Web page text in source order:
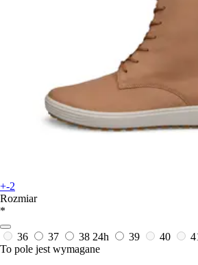
+-2
Rozmiar
*
36 37 38 24h 39 40
To pole jest wymagane